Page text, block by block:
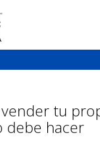
tu
debe hacer